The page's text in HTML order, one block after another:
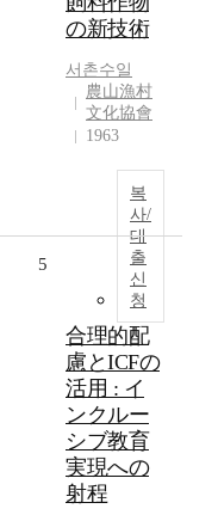
の新技術
서촌수일
農山漁村
文化協會
1963
복
사/
대
출
신
청
5
合理的配
慮とICFの
活用 : イ
ンクルー
シブ教育
実現への
射程